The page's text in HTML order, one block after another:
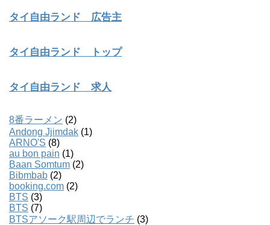
タイ自由ランド 広告主
タイ自由ランド トップ
タイ自由ランド 求人
8番ラーメン (2)
Andong Jjimdak (1)
ARNO'S (8)
au bon pain (1)
Baan Somtum (2)
Bibmbab (2)
booking.com (2)
BTS (3)
BTS (7)
BTSアソーク駅周辺でランチ (3)